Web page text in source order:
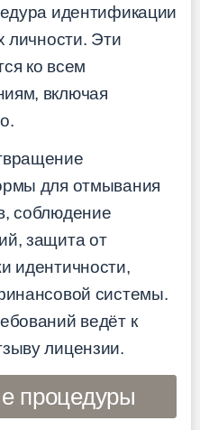
идентификации
личности. Эти
ко всем
включая
для отмывания
соблюдение
защита от
идентичности,
системы.
ведёт к
лицензии.
процедуры